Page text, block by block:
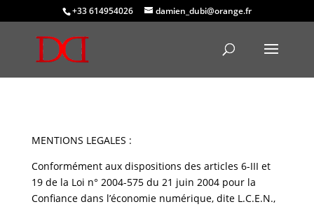
+33 614954026 damien_dubi@orange.fr
MENTIONS LEGALES :
Conformément aux dispositions des articles 6-III et
19 de la Loi n° 2004-575 du 21 juin 2004 pour la
Confiance dans l’économie numérique, dite L.C.E.N.,